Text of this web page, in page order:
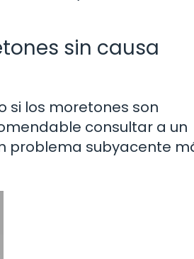
sin causa
si los moretones son
consultar a un
problema subyacente